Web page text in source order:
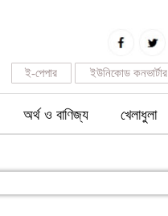
ইউনিকোড কনভার্টার
ই-পেপার
অর্থ ও বাণিজ্য খেলাধুলা